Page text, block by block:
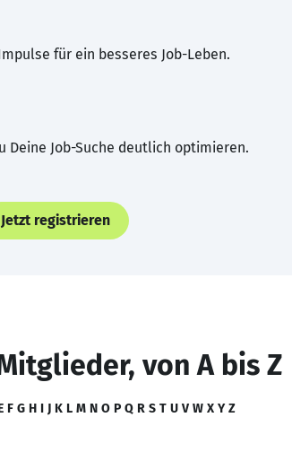
für ein besseres Job-Leben.
Deine Job-Suche deutlich optimieren.
Jetzt registrieren
von A bis Z
F G H I J K L M N O P Q R S T U V W X Y Z